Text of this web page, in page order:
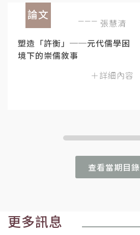
論文
張慧清
塑造「許衡」──元代儒學困
境下的崇儒敘事
＋詳細內容
查看當期目錄
更多訊息